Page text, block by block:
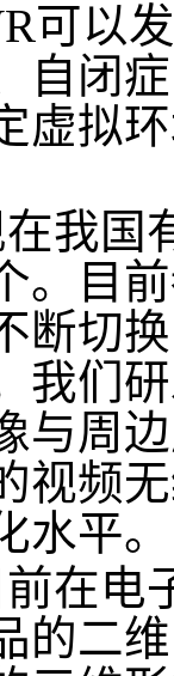
可以
自闭
虚拟
我国
。目
断切
我们
与周
视频
水平。
在电
的二